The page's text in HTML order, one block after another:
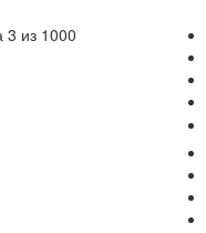
одежда
3 из 1000